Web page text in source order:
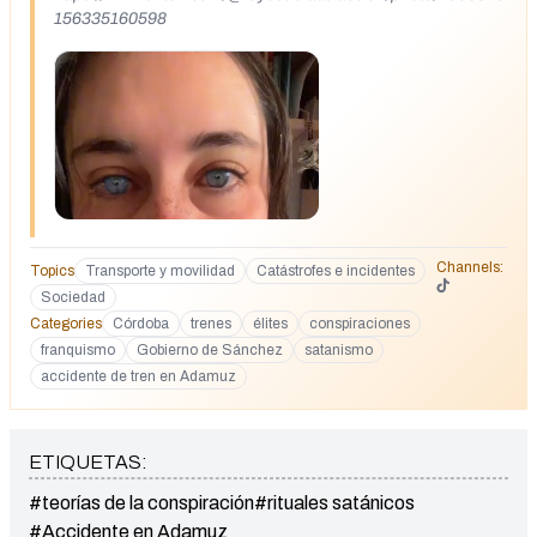
156335160598
Topics Transporte y movilidad
Catástrofes e incidentes
Sociedad
Channels:
Categories Córdoba trenes élites
conspiraciones
franquismo
Gobierno de Sánchez
satanismo
accidente de tren en Adamuz
ETIQUETAS:
#teorías de la conspiración#rituales satánicos
#Accidente en Adamuz